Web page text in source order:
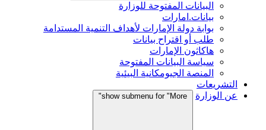
البيانات المفتوحة للوزارة
بيانات.امارات
بوابة دولة الإمارات لأهداف التنمية المستدامة
طلب أو اقتراح بيانات
هاكاثون الإمارات
سياسة البيانات المفتوحة
المنصة الجيومكانية البيئية
التشريعات
عن الوزارة
show submenu for "More"